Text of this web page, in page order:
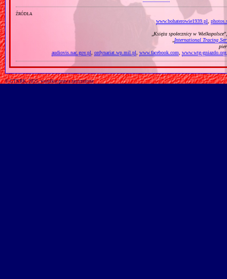
źródła
www.bohaterowie1939.pl
Księża społecznicy w Wielkopolsce
International Tracing
audiovis.nac.gov.pl
ordynariat.wp.mil.pl www.facebook.com www.wtg-gniazdo.org
© GTKRK, 2025, wszelkie prawa zastrzeżone